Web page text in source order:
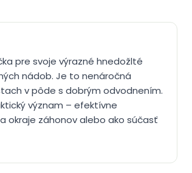
pre svoje výrazné hnedožlté
nádob. Je to nenáročná
v pôde s dobrým odvodnením.
význam – efektívne
okraje záhonov alebo ako súčasť